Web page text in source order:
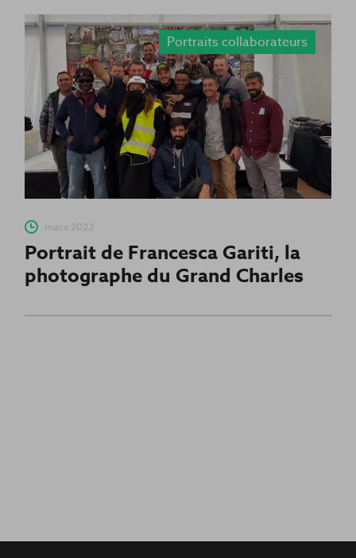
Portraits collaborateurs
mars 2022
Portrait de Francesca Gariti, la
photographe du Grand Charles